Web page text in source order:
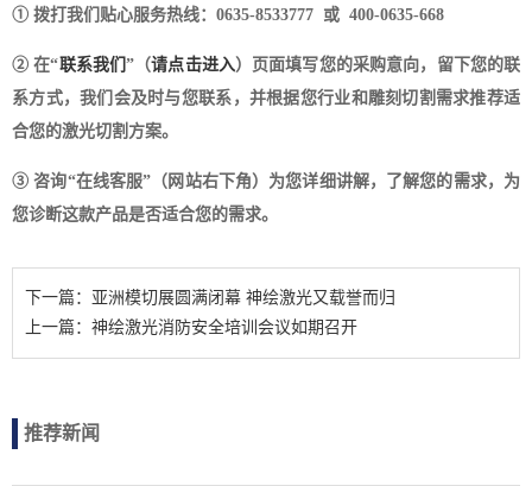
① 拨打我们贴心服务热线：0635-8533777 或 400-0635-668
② 在“联系我们”（请点击进入）页面填写您的采购意向，留下您的联
系方式，我们会及时与您联系，并根据您行业和雕刻切割需求推荐适
合您的激光切割方案。
③ 咨询“在线客服”（网站右下角）为您详细讲解，了解您的需求，为
您诊断这款产品是否适合您的需求。
下一篇：亚洲模切展圆满闭幕 神绘激光又载誉而归
上一篇：神绘激光消防安全培训会议如期召开
推荐新闻